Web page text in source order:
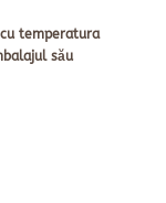
temperatura
său